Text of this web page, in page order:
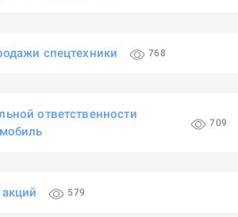
спецтехники 768
ответственности
709
579